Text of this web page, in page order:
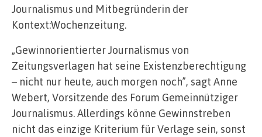
Journalismus und Mitbegründerin der
Kontext:Wochenzeitung.
„Gewinnorientierter Journalismus von
Zeitungsverlagen hat seine Existenzberechtigung
– nicht nur heute, auch morgen noch”, sagt Anne
Webert, Vorsitzende des Forum Gemeinnütziger
Journalismus. Allerdings könne Gewinnstreben
nicht das einzige Kriterium für Verlage sein, sonst